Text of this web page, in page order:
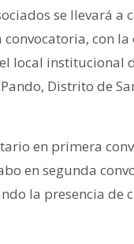
se llevará a
con
local institucional
Distrito de
en primera
en segunda
la presencia de